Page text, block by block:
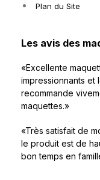
Plan du Site
Les avis des
«Excellente
impressionnants et
recommande
maquettes.»
«Très satisfait de
le produit est de
bon temps en